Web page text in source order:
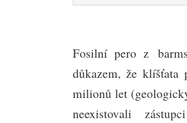
Fosilní pero z
důkazem, že klíšťata
milionů let
neexistovali